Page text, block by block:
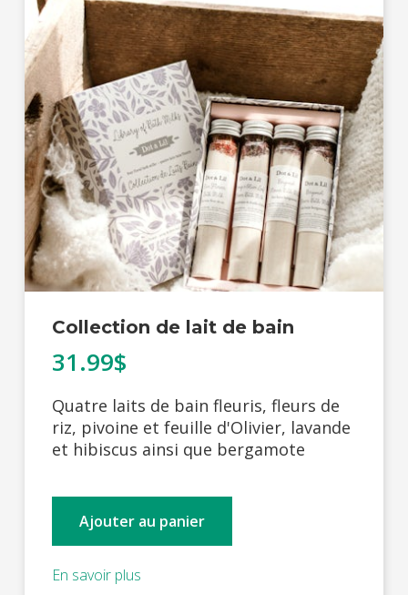
Collection de lait de bain
31.99$
Quatre laits de bain fleuris, fleurs de
riz, pivoine et feuille d'Olivier, lavande
et hibiscus ainsi que bergamote
Ajouter au panier
En savoir plus